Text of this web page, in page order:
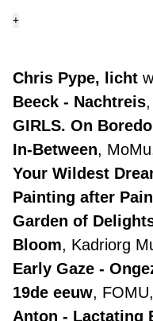
+
Chris Pype, licht
Beeck - Nachtreis
GIRLS. On
In-Between,
Your Wildest
Painting after
Garden of
Bloom, Kadriorg
Early Gaze -
19de eeuw,
Anton - Lactating